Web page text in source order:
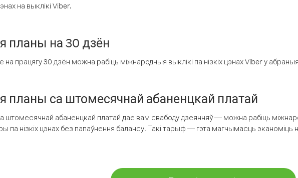
на выклікі Viber.
планы на 30 дзён
працягу 30 дзён можна рабіць міжнародныя выклікі па нізкіх цэнах Viber у
са штомесячнай абаненцкай платай
абаненцкай платай дае вам свабоду дзеянняў — можна рабіць
па нізкіх цэнах без папаўнення балансу. Такі тарыф — гэта магчымасць эканоміць